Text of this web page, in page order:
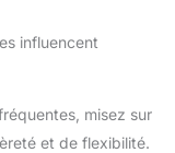
influencent
misez sur
et de flexibilité.